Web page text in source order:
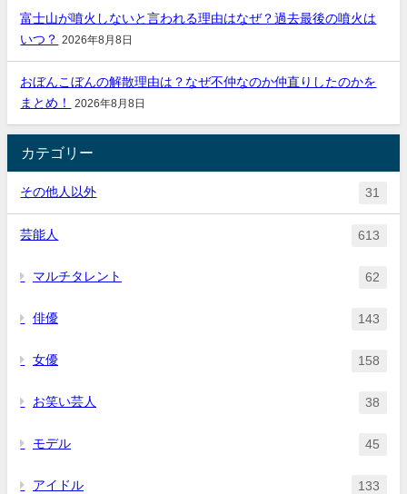
富士山が噴火しないと言われる理由はなぜ？過去最後の噴火は
いつ？
2026年8月8日
おぼんこぼんの解散理由は？なぜ不仲なのか仲直りしたのかを
まとめ！
2026年8月8日
カテゴリー
その他人以外 31
芸能人 613
マルチタレント 62
俳優 143
女優 158
お笑い芸人 38
モデル 45
アイドル 133